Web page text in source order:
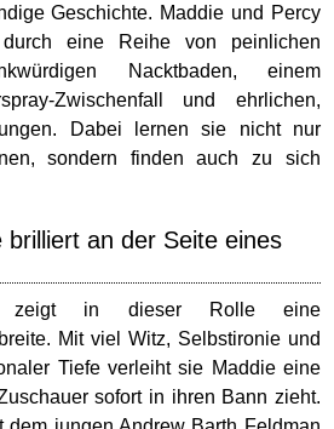
Geschichte. Maddie und Percy
durch eine Reihe von peinlichen
Nacktbaden, einem
Zwischenfall und ehrlichen,
Dabei lernen sie nicht nur
sondern finden auch zu sich
brilliert an der Seite eines
zeigt in dieser Rolle eine
Mit viel Witz, Selbstironie und
Tiefe verleiht sie Maddie eine
sofort in ihren Bann zieht.